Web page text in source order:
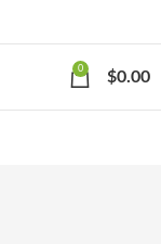
0 $0.00